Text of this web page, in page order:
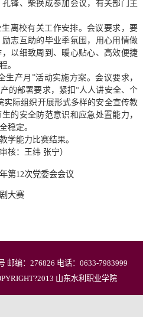
锋、柴换成参加会议，有关部门主
离校有关工作安排。会议要求，要
志互助的毕业季氛围，用心用情做
以细致周到、暖心贴心、高效便捷
。
生产月”活动实施方案。会议要求，
的部署要求，紧扣“人人讲安全、个
实际组织开展形式多样的安全宣传教
的安全防范意识和应急处置能力，
稳定。
学能力比赛结果。
核：王纬 张宁）
第12次党委会会议
大赛
邮编：276826 电话：0633-7983999
山东水利职业学院